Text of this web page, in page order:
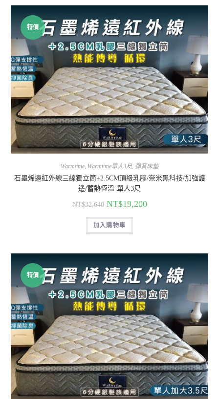
特價
Warmtime, Warmtime單人3尺, 彈簧床墊
石墨烯遠紅外線三線獨立筒+2.5CM頂級乳膠/奈米黑科技/加強護
邊/蓄熱恆溫-單人3尺
NT$32,640 NT$19,200
加入購物車
特價